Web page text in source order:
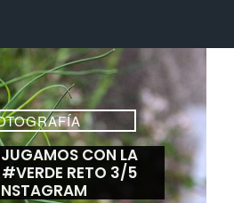
Profesor
Chillón
CON LA
RETO 3/5